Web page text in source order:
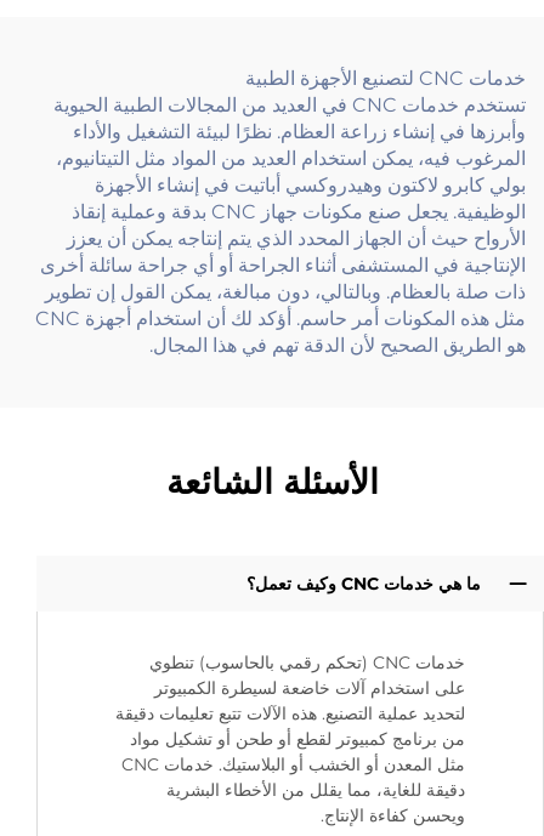
خدمات CNC لتصنيع الأجهزة الطبية
تستخدم خدمات CNC في العديد من المجالات الطبية الحيوية
وأبرزها في إنشاء زراعة العظام. نظرًا لبيئة التشغيل والأداء
المرغوب فيه، يمكن استخدام العديد من المواد مثل التيتانيوم،
بولي كابرو لاكتون وهيدروكسي أباتيت في إنشاء الأجهزة
الوظيفية. يجعل صنع مكونات جهاز CNC بدقة وعملية إنقاذ
الأرواح حيث أن الجهاز المحدد الذي يتم إنتاجه يمكن أن يعزز
الإنتاجية في المستشفى أثناء الجراحة أو أي جراحة سائلة أخرى
ذات صلة بالعظام. وبالتالي، دون مبالغة، يمكن القول إن تطوير
مثل هذه المكونات أمر حاسم. أؤكد لك أن استخدام أجهزة CNC
هو الطريق الصحيح لأن الدقة تهم في هذا المجال.
الأسئلة الشائعة
ما هي خدمات CNC وكيف تعمل؟
خدمات CNC (تحكم رقمي بالحاسوب) تنطوي
على استخدام آلات خاضعة لسيطرة الكمبيوتر
لتحديد عملية التصنيع. هذه الآلات تتبع تعليمات دقيقة
من برنامج كمبيوتر لقطع أو طحن أو تشكيل مواد
مثل المعدن أو الخشب أو البلاستيك. خدمات CNC
دقيقة للغاية، مما يقلل من الأخطاء البشرية
ويحسن كفاءة الإنتاج.